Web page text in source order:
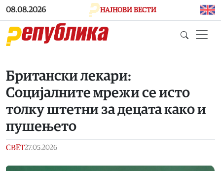
Skip to main content
08.08.2026 НАЈНОВИ ВЕСТИ
Британски лекари:
Социјалните мрежи се исто
толку штетни за децата како и
пушењето
СВЕТ27.05.2026